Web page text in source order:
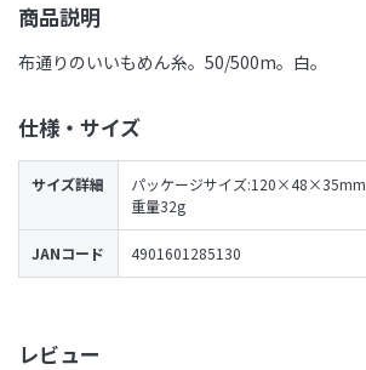
レビュー
商品説明
布通りのいいもめん糸。50/500m。白。
仕様・サイズ
サイズ詳細
パッケージサイズ:120×48×35mm
重量32g
JANコード 4901601285130